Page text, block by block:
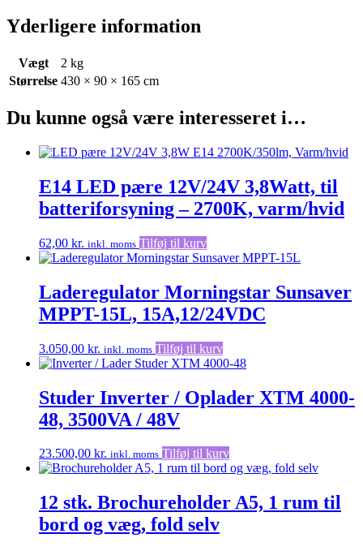
Yderligere information
Vægt
2 kg
Størrelse 430 × 90 × 165 cm
Du kunne også være interesseret i…
E14 LED pære 12V/24V 3,8Watt, til
batteriforsyning – 2700K, varm/hvid
62,00 kr. inkl. moms Tilføj til kurv
Laderegulator Morningstar Sunsaver
MPPT-15L, 15A,12/24VDC
3.050,00 kr. inkl. moms Tilføj til kurv
Studer Inverter / Oplader XTM 4000-
48, 3500VA / 48V
23.500,00 kr. inkl. moms Tilføj til kurv
12 stk. Brochureholder A5, 1 rum til
bord og væg, fold selv